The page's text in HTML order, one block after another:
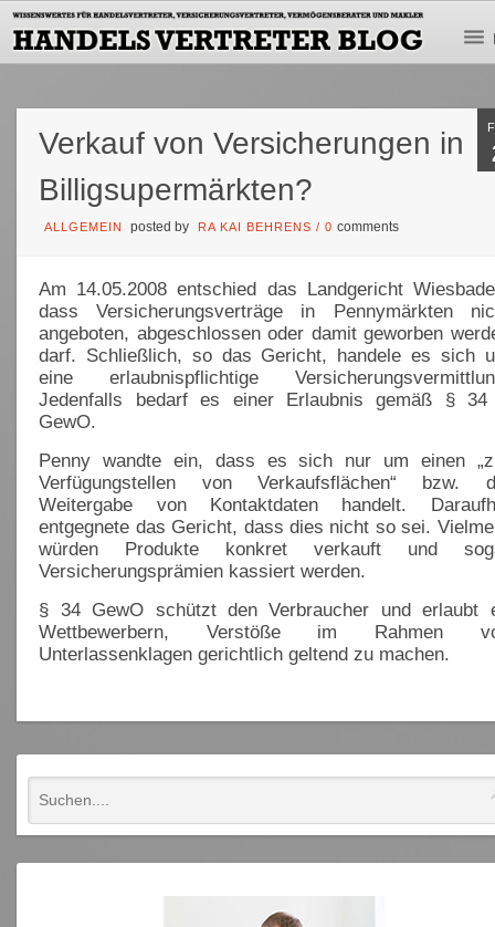
Verkauf von Versicherungen in
Billigsupermärkten?
ALLGEMEIN posted by RA KAI BEHRENS /0comments
Am 14.05.2008 entschied das Landgericht
dass Versicherungsverträge in Pennymärkten
angeboten, abgeschlossen oder damit geworben
darf. Schließlich, so das Gericht, handele es sich
eine erlaubnispflichtige
Jedenfalls bedarf es einer Erlaubnis gemäß §
GewO.
Penny wandte ein, dass es sich nur um einen
Verfügungstellen von Verkaufsflächen“ bzw.
Weitergabe von Kontaktdaten handelt.
entgegnete das Gericht, dass dies nicht so sei.
würden Produkte konkret verkauft und
Versicherungsprämien kassiert werden.
§ 34 GewO schützt den Verbraucher und erlaubt
Wettbewerbern, Verstöße im Rahmen
Unterlassenklagen gerichtlich geltend zu machen.